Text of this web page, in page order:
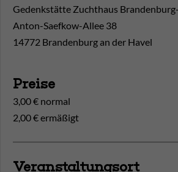
Gedenkstätte Zuchthaus
Anton-Saefkow-Allee 38
14772 Brandenburg an der Havel
Preise
3,00 € normal
2,00 € ermäßigt
Veranstaltungsort